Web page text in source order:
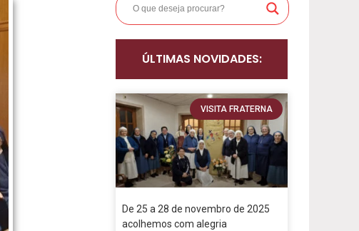
ÚLTIMAS NOVIDADES:
VISITA FRATERNA
De 25 a 28 de novembro de 2025
acolhemos com alegria